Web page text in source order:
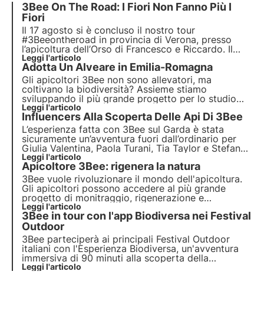
3Bee On The Road: I Fiori Non Fanno Più I
Fiori
Il 17 agosto si è concluso il nostro tour
#3Beeontheroad in provincia di Verona, presso
l’apicoltura dell’Orso di Francesco e Riccardo. Il
nostro è stato un viaggio lungo 17 giorni, che ci ha
portati in molte regioni d’Italia, dove abbiamo
avuto la fortuna di incontrare i nostri apicoltori.
Leggi l'articolo
Adotta Un Alveare in Emilia-Romagna
Gli apicoltori 3Bee non sono allevatori, ma
coltivano la biodiversità? Assieme stiamo
sviluppando il più grande progetto per lo studio
delle api. In Emilia-Romagna abbiamo apicoltori
virtuosi con cui stiamo collaborando. Scopriamone
qualcuno.
Leggi l'articolo
Influencers Alla Scoperta Delle Api Di 3Bee
L’esperienza fatta con 3Bee sul Garda è stata
sicuramente un’avventura fuori dall’ordinario per
Giulia Valentina, Paola Turani, Tia Taylor e Stefano
Guerrera! I quattro influencers sono stati accolti il
22 giugno da uno dei tantissimi apicoltori di 3Bee.
Leggi l'articolo
Apicoltore 3Bee: rigenera la natura
3Bee vuole rivoluzionare il mondo dell'apicoltura.
Gli apicoltori possono accedere al più grande
progetto di monitraggio, rigenerazione e
comunicazione sulla biodiversità. Il nostro
obiettivo è di creare coltivatori di biodiversità.
Leggi l'articolo
3Bee in tour con l'app Biodiversa nei Festival
Outdoor
3Bee parteciperà ai principali Festival Outdoor
italiani con l'Esperienza Biodiversa, un'avventura
immersiva di 90 minuti alla scoperta della
biodiversità vegetale, guidata da una Guida
Leggi l'articolo